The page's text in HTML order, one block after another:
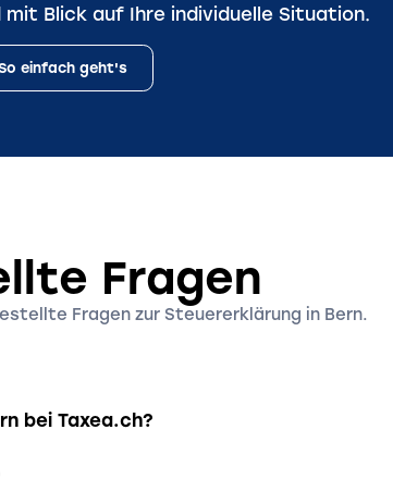
Blick auf Ihre individuelle Situation.
einfach geht's
Fragen
Fragen zur Steuererklärung in Bern.
bei Taxea.ch?
Ihrer steuerlichen Situation. Die nachträgliche